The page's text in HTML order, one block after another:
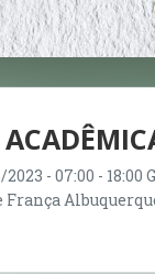
2023 - 07:00 - 18:00